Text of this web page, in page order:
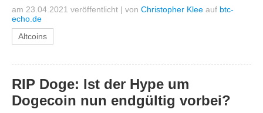
am 23.04.2021 veröffentlicht | von Christopher Klee auf btc-
echo.de
Altcoins
RIP Doge: Ist der Hype um
Dogecoin nun endgültig vorbei?